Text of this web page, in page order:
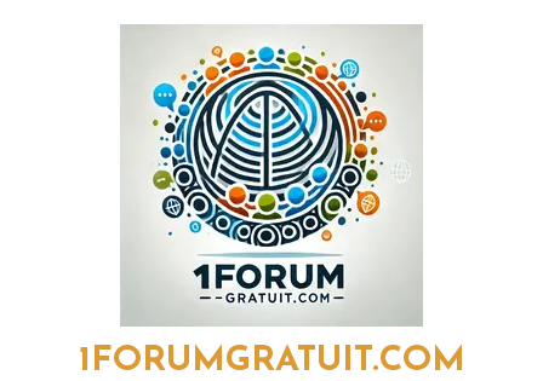
1FORUMGRATUIT.COM